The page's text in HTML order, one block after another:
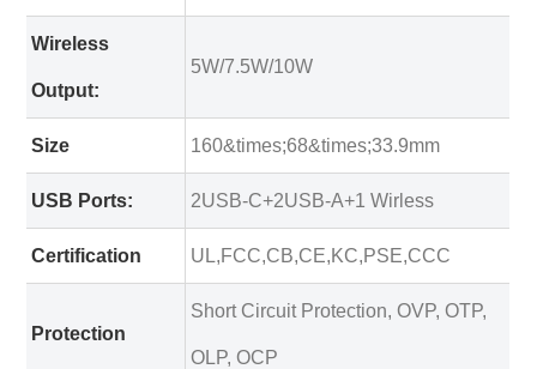
Wireless
Output:
5W/7.5W/10W
Size 160&times;68&times;33.9mm
USB Ports: 2USB-C+2USB-A+1 Wirless
Certification UL,FCC,CB,CE,KC,PSE,CCC
Protection
Short Circuit Protection, OVP, OTP,
OLP, OCP